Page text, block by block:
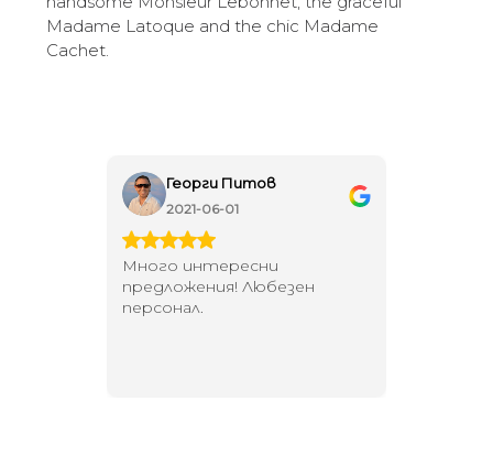
Madame Latoque and the chic Madame
Cachet.
Георги Питов
2021-06-01
Много интересни
предложения! Любезен
персонал.